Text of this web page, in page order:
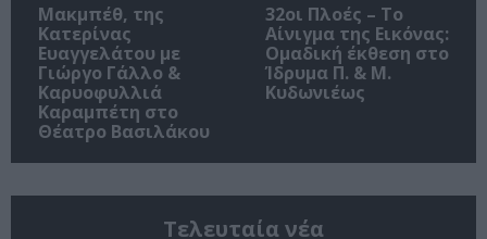
Μακμπέθ, της
Κατερίνας
Ευαγγελάτου με
Γιώργο Γάλλο &
Καρυοφυλλιά
Καραμπέτη στο
Θέατρο Βασιλάκου
32οι Πλοές – Το
Αίνιγμα της Εικόνας:
Ομαδική έκθεση στο
Ίδρυμα Π. & Μ.
Κυδωνιέως
Τελευταία νέα